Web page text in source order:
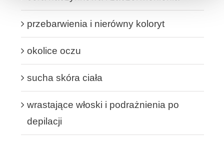
przebarwienia i nierówny koloryt
okolice oczu
sucha skóra ciała
wrastające włoski i podrażnienia po
depilacji